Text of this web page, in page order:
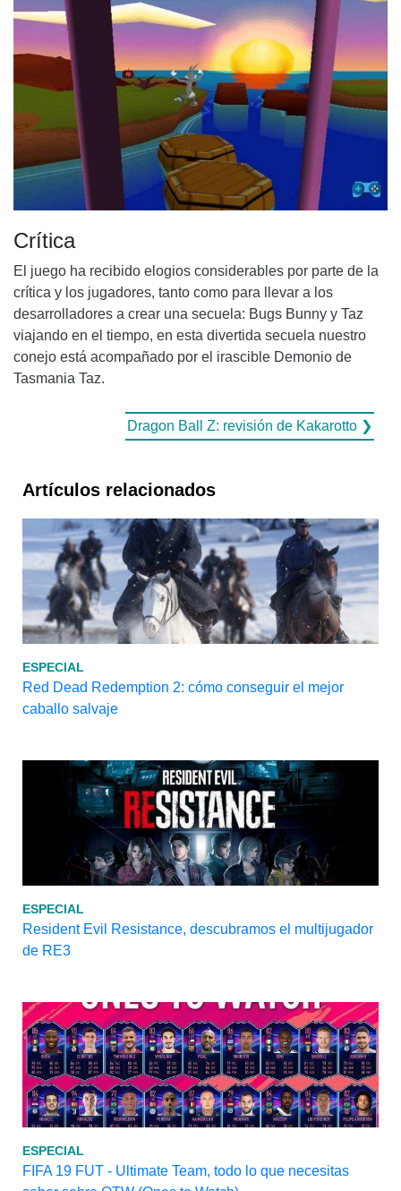
Crítica
El juego ha recibido elogios considerables por parte de la
crítica y los jugadores, tanto como para llevar a los
desarrolladores a crear una secuela: Bugs Bunny y Taz
viajando en el tiempo, en esta divertida secuela nuestro
conejo está acompañado por el irascible Demonio de
Tasmania Taz.
Dragon Ball Z: revisión de Kakarotto ❯
Artículos relacionados
ESPECIAL
Red Dead Redemption 2: cómo conseguir el mejor
caballo salvaje
ESPECIAL
Resident Evil Resistance, descubramos el multijugador
de RE3
ESPECIAL
FIFA 19 FUT - Ultimate Team, todo lo que necesitas